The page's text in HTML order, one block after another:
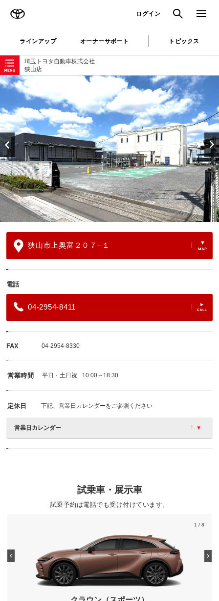
ログイン 検索 メニュ
ラインアップ オーナーサポート トピックス
埼玉トヨタ自動車株式会社
狭山店
ローカルナビゲーション
狭山市上奥富２０７−１
電話
04-2954-8411
FAX 04-2954-8330
営業時間 平日・土日祝 10:00～18:30
定休日 下記、営業日カレンダーをご参照ください
営業日カレンダー
試乗車・展示車
試乗予約は電話でも受け付けています。
1 / 8